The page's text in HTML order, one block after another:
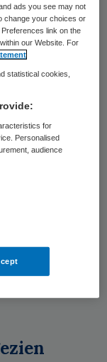
voor
de
onderzoek
worden
ads you see may not
change your choices or
link on the
our Website. For
statistical cookies,
for
Personalised
audience